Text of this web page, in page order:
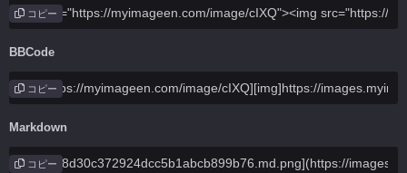
コピー
BBCode
コピー
Markdown
コピー